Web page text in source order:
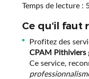
Temps de lecture :
Ce qu'il faut
Profitez des
CPAM Pithiviers
Ce service,